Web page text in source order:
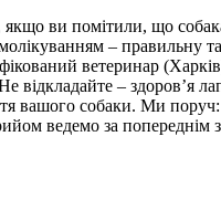
ви помітили, що
– правильну
ветеринар
відкладайте – здоров’я
вашого собаки. Ми
ведемо за попереднім